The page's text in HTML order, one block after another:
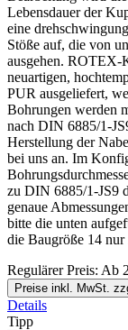
Lebensdauer der
eine
Stöße auf, die von
ausgehen. ROTEX-
neuartigen,
PUR ausgeliefert,
Bohrungen werden
nach DIN 6885/1-
Herstellung der
bei uns an. Im
zu DIN 6885/1-JS9
genaue
bitte die unten
die Baugröße 14
Regulärer Preis: Ab
Preise inkl. MwSt.
Details
Tipp